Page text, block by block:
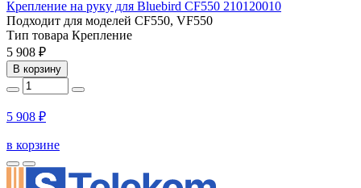
Крепление на руку для Bluebird CF550 210120010
Подходит для моделей CF550, VF550
Тип товара Крепление
5 908 ₽
В корзину
5 908 ₽
в корзине